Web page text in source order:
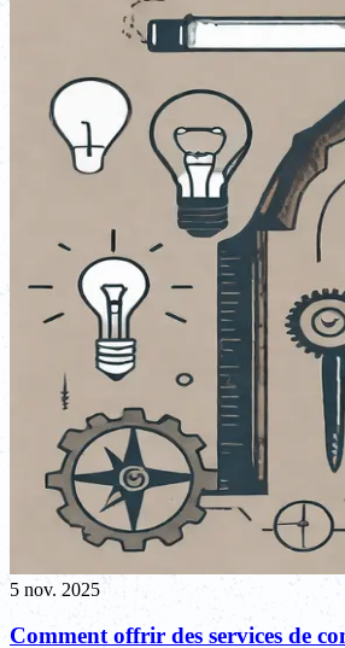
5 nov. 2025
Comment offrir des services de